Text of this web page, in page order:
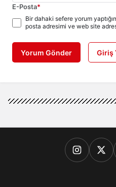
E-Posta*
Bir dahaki sefere yorum
posta adresimi ve web site
Yorum Gönder Giriş